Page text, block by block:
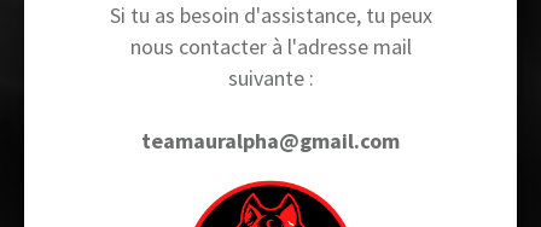
Si tu as besoin d'assistance, tu peux
nous contacter à l'adresse mail
suivante :
teamauralpha@gmail.com